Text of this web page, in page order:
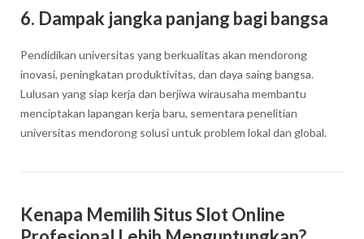
6. Dampak jangka panjang bagi bangsa
Pendidikan universitas yang berkualitas akan mendorong
inovasi, peningkatan produktivitas, dan daya saing bangsa.
Lulusan yang siap kerja dan berjiwa wirausaha membantu
menciptakan lapangan kerja baru, sementara penelitian
universitas mendorong solusi untuk problem lokal dan global.
Kenapa Memilih Situs Slot Online